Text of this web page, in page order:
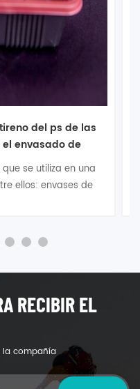
rígidas hojas de
hoja PS
es un tipo de plástico
tipo de material de
anti-impacto
utilizado7
RECIBIR EL
la compañía